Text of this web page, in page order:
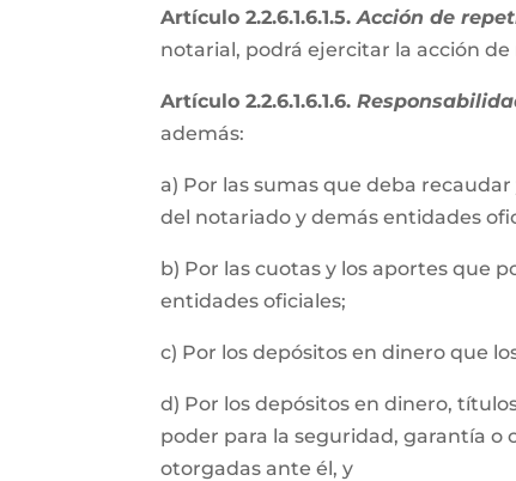
Artículo 2.2.6.1.6.1.5.Acción de
notarial, podrá ejercitar la acción
Artículo 2.2.6.1.6.1.6.
además:
a) Por las sumas que deba
del notariado y demás entidades
b) Por las cuotas y los aportes que
entidades oficiales;
c) Por los depósitos en dinero que
d) Por los depósitos en dinero,
poder para la seguridad, garantía o
otorgadas ante él, y